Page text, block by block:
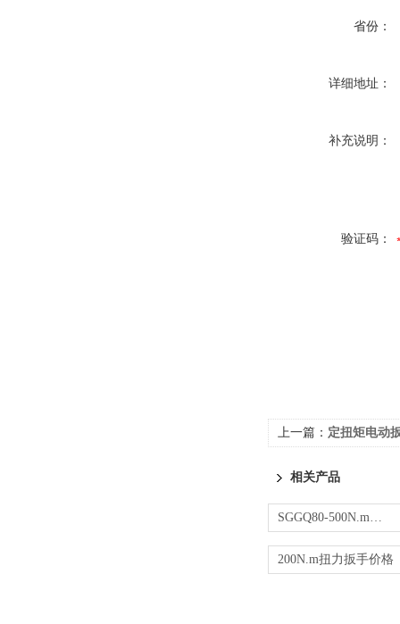
省份：
详细地址：
补充说明：
验证码：
上一篇： 定扭矩电动扳手建
相关产品
SGGQ80-500N.m钢筋扭力扳手 钢筋连接检测扳手
200N.m扭力扳手价格